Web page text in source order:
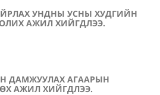
УНДНЫ УСНЫ ХУДГИЙН
АЖИЛ ХИЙГДЛЭЭ.
ДАМЖУУЛАХ АГААРЫН
АЖИЛ ХИЙГДЛЭЭ.